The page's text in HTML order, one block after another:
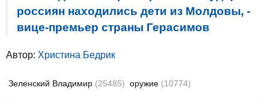
россиян находились дети из Молдовы, -
вице-премьер страны Герасимов
Автор: Христина Бедрик
Зеленский Владимир (25485) оружие (10774)